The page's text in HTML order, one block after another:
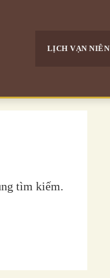
LỊCH VẠN NIÊN
tìm kiếm.